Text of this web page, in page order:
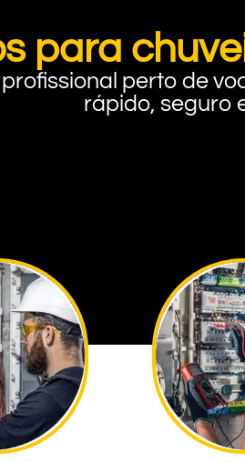
para
perto de
rápido, seguro